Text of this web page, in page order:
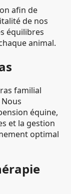
afin de
de nos
équilibres
animal.
familial
équine,
et la gestion
optimal